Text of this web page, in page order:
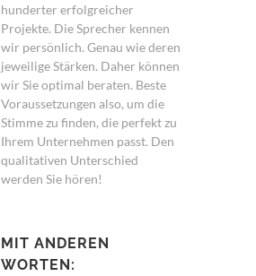
hunderter erfolgreicher
Projekte. Die Sprecher kennen
wir persönlich. Genau wie deren
jeweilige Stärken. Daher können
wir Sie optimal beraten. Beste
Voraussetzungen also, um die
Stimme zu finden, die perfekt zu
Ihrem Unternehmen passt. Den
qualitativen Unterschied
werden Sie hören!
MIT ANDEREN
WORTEN: